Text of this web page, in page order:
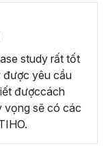
liệu thay cho các
BI, Tableau…
với Matplotlib,
để thu thập, xử
thư viện hỗ trợ
tảng chohọc
study rất tốt
được yêu cầu
đượccách
vọng sẽ có các